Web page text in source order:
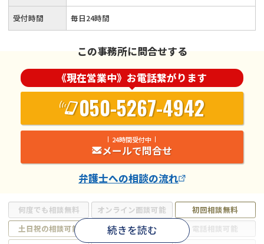
何度でも相談無料 オンライン面談可能
初回相談無料
土日祝の相談可能
19時以降電話可能
電話相談可能
続きを読む
受付時間 毎日24時間
この事務所に問合せする
《現在営業中》お電話繋がります
050-5267-4942
24時間受付中
メールで問合せ
弁護士への相談の流れ